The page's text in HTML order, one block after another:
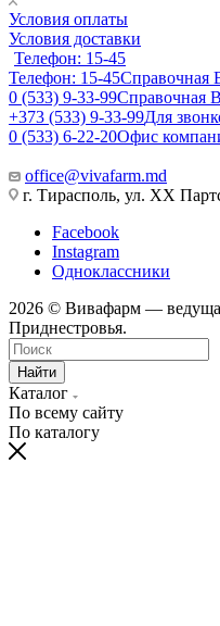
Условия оплаты
Условия доставки
Телефон: 15-45
Телефон: 15-45Справочная
0 (533) 9-33-99Справочная
+373 (533) 9-33-99Для
0 (533) 6-22-20Офис
office@vivafarm.md
г. Тирасполь, ул. ХХ
Facebook
Instagram
Одноклассники
2026 © Вивафарм —
Приднестровья.
Найти
Каталог
По всему сайту
По каталогу